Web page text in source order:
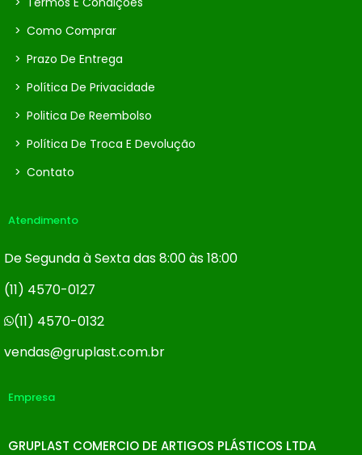
> Como Comprar
> Prazo De Entrega
> Política De Privacidade
> Politica De Reembolso
> Política De Troca E Devolução
> Contato
Atendimento
De Segunda à Sexta das 8:00 às 18:00
(11) 4570-0127
(11) 4570-0132
vendas@gruplast.com.br
Empresa
GRUPLAST COMERCIO DE ARTIGOS PLÁSTICOS LTDA